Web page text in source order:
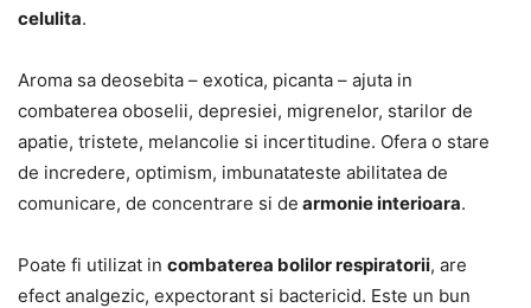
celulita.
Aroma sa deosebita – exotica, picanta – ajuta in
combaterea oboselii, depresiei, migrenelor, starilor de
apatie, tristete, melancolie si incertitudine. Ofera o stare
de incredere, optimism, imbunatateste abilitatea de
comunicare, de concentrare si de armonie interioara.
Poate fi utilizat in combaterea bolilor respiratorii, are
efect analgezic, expectorant si bactericid. Este un bun